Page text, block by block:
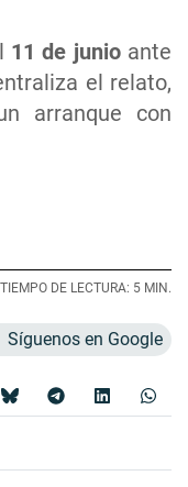
11 de junioante
el relato,
arranque con
| TIEMPO DE LECTURA: 5 MIN.
Síguenos en Google